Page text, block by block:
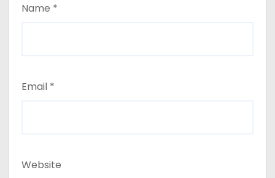
Name *
Email *
Website